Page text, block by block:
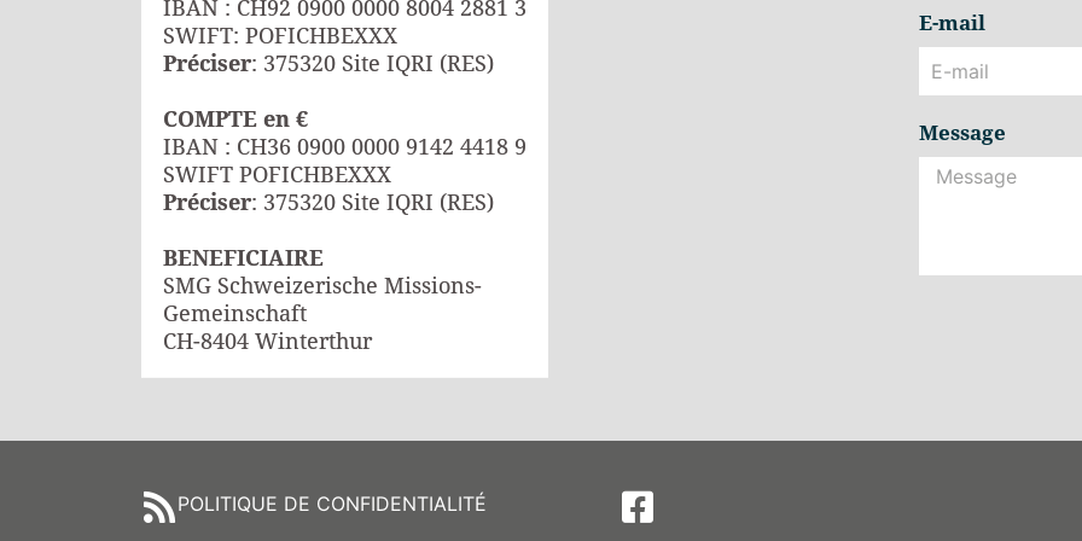
IBAN : CH92 0900 0000 8004 2881 3
SWIFT: POFICHBEXXX
Préciser: 375320 Site IQRI (RES)
COMPTE en €
IBAN : CH36 0900 0000 9142 4418 9
SWIFT POFICHBEXXX
Préciser: 375320 Site IQRI (RES)
BENEFICIAIRE
SMG Schweizerische Missions-
Gemeinschaft
CH-8404 Winterthur
E-mail
Message
POLITIQUE DE CONFIDENTIALITÉ